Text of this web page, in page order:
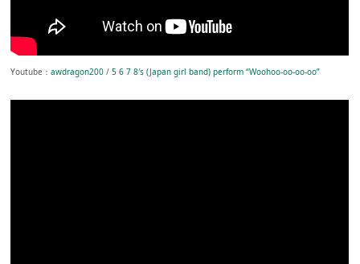
Youtube：awdragon200 /5 6 7 8′s (Japan girl band) perform “Woohoo-oo-oo-oo”